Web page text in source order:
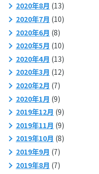
2020年8月 (13)
2020年7月 (10)
2020年6月 (8)
2020年5月 (10)
2020年4月 (13)
2020年3月 (12)
2020年2月 (7)
2020年1月 (9)
2019年12月 (9)
2019年11月 (9)
2019年10月 (8)
2019年9月 (7)
2019年8月 (7)